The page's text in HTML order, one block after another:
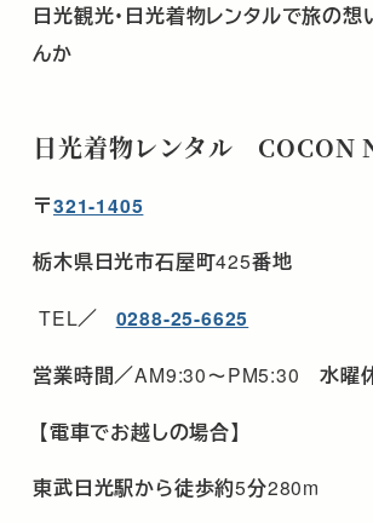
日光観光･日光着物レンタルで旅の想
んか
日光着物レンタル COCON
〒321-1405
栃木県日光市石屋町425番地
TEL／ 0288-25-6625
営業時間／AM9:30～PM5:30 水曜
【電車でお越しの場合】
東武日光駅から徒歩約5分280m